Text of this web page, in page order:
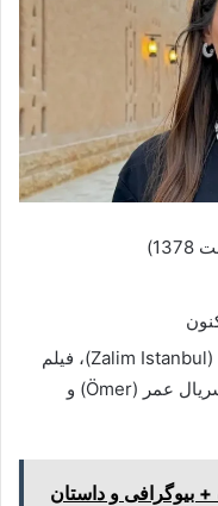
سریال استانبول ظالم (Zalim Istanbul)، فیلم
بیوگرافی و داستان